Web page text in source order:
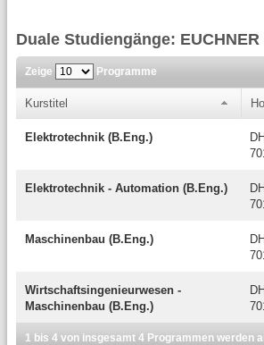
Duale Studiengänge:
Zeige Programme
Kurstitel
Elektrotechnik (B.Eng.)
Elektrotechnik - Automation (B.Eng.)
Maschinenbau (B.Eng.)
Wirtschaftsingenieurwesen -
Maschinenbau (B.Eng.)
1 bis 4 von insgesamt 4 Programmen werden